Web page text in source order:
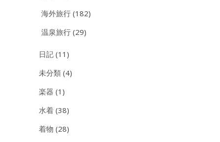
海外旅行 (182)
温泉旅行 (29)
日記 (11)
未分類 (4)
楽器 (1)
水着 (38)
着物 (28)